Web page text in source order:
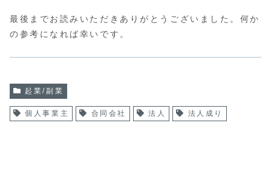
最後までお読みいただきありがとうございました。何か
の参考になれば幸いです。
起業/副業
個人事業主 合同会社 法人 法人成り